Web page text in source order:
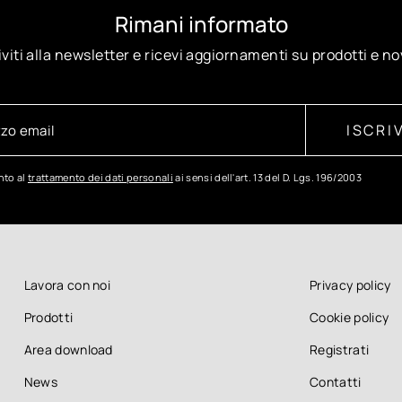
Rimani informato
alla newsletter e ricevi aggiornamenti su prodotti e
al trattamento dei dati personali ai sensi dell'art. 13 del D. Lgs. 196/2003
Lavora con noi
Prodotti
Area download
News
Privacy policy
Cookie policy
Registrati
Contatti